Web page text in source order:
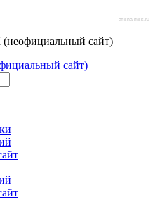
afisha-msk.ru
сайт)